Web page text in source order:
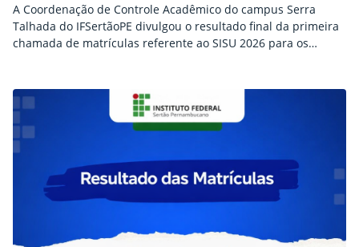
A Coordenação de Controle Acadêmico do campus Serra
Talhada do IFSertãoPE divulgou o resultado final da primeira
chamada de matrículas referente ao SISU 2026 para os
recursos apresentados diante da divulgação da lista
preliminar. De acordo com os documentos oficiais, tiveram a
matrícula considerada efetivada…